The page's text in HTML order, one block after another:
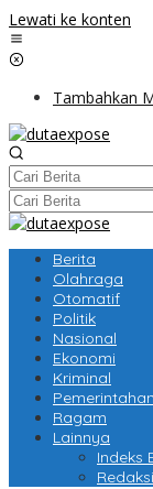
Lewati ke konten
Tambahkan
Berita
Olahraga
Otomatif
Politik
Nasional
Ekonomi
Kriminal
Pemerintahan
Ragam
Lainnya
Indeks
Redaksi